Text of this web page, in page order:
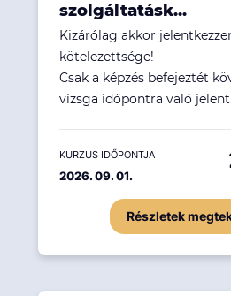
szolgáltatásk...
Kizárólag akkor
kötelezettsége!
Csak a képzés befejeztét
vizsga időpontra való
KURZUS IDŐPONTJA
2026. 09. 01.
Részletek